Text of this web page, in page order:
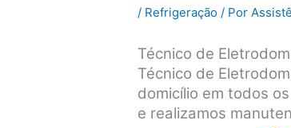
/ Refrigeração / Por
Técnico de
Técnico de
domicílio em todos
e realizamos